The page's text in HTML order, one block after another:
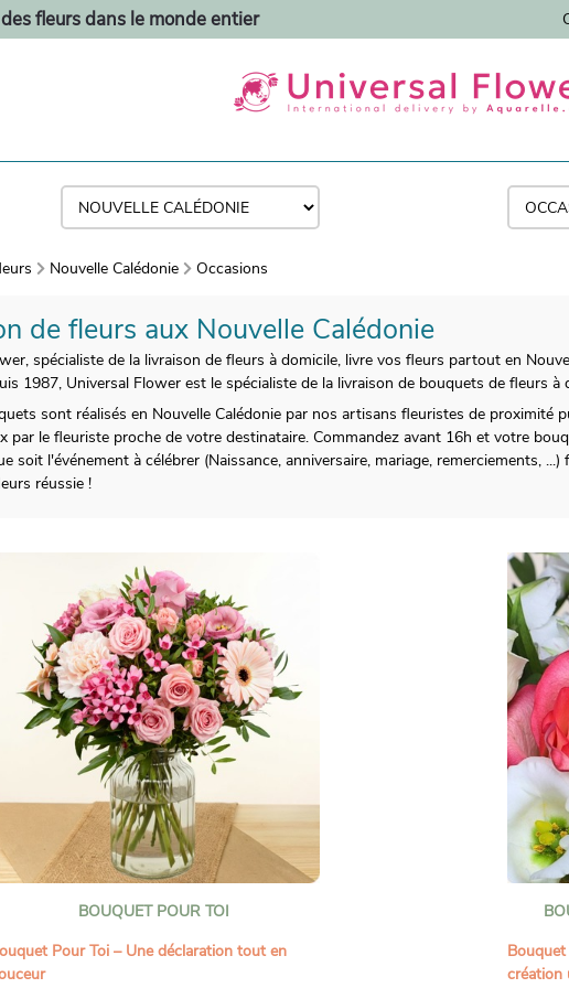
fleurs dans le monde entier
Nouvelle Calédonie Occasions
de fleurs aux Nouvelle Calédonie
spécialiste de la livraison de fleurs à domicile, livre vos fleurs partout en
1987, Universal Flower est le spécialiste de la livraison de bouquets de fleurs à
sont réalisés en Nouvelle Calédonie par nos artisans fleuristes de proximité
par le fleuriste proche de votre destinataire. Commandez avant 16h et votre
soit l'événement à célébrer (Naissance, anniversaire, mariage, remerciements,
réussie !
BOUQUET POUR TOI
Pour Toi – Une déclaration tout en
création